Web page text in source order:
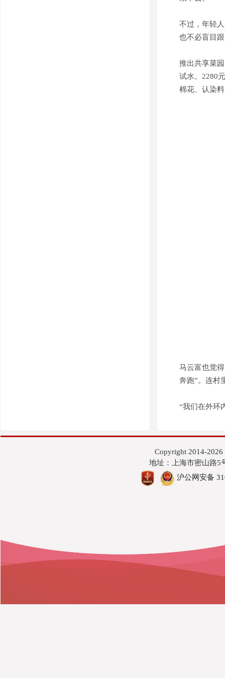
不过，年轻
也不必盲目
推出共享菜
试水。2280
棉花、认染
马云富也觉
奔跑”。连村
“我们在外环
Copyright 2014-
地址：上海市密山路5
沪公网安备